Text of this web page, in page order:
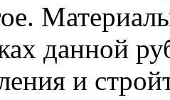
данной
и